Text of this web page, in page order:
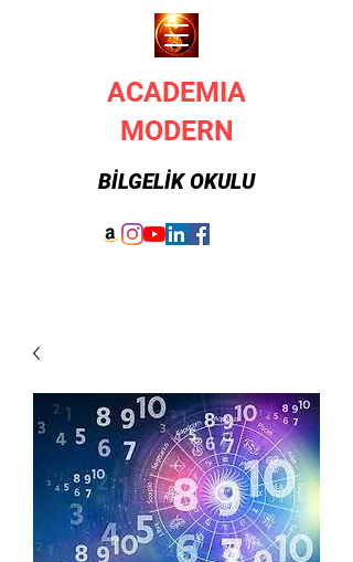
ACADEMIA
MODERN
BİLGELİK OKULU